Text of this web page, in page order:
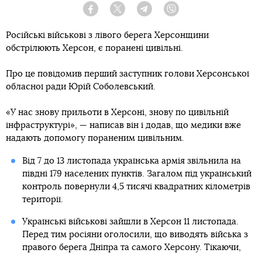
Facebook Twitter Telegram
Російські військові з лівого берега Херсонщини
обстрілюють Херсон, є поранені цивільні.
Про це повідомив перший заступник голови Херсонської
обласної ради Юрій Соболевський.
«У нас знову прильоти в Херсоні, знову по цивільній
інфраструктурі», — написав він і додав, що медики вже
надають допомогу пораненим цивільним.
Від 7 до 13 листопада українська армія звільнила на
півдні 179 населених пунктів. Загалом під український
контроль повернули 4,5 тисячі квадратних кілометрів
території.
Українські військові зайшли в Херсон 11 листопада.
Перед тим росіяни оголосили, що виводять війська з
правого берега Дніпра та самого Херсону. Тікаючи,